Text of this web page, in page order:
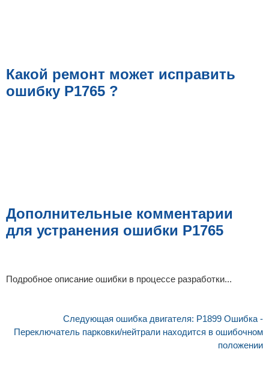
Какой ремонт может исправить
ошибку P1765 ?
Дополнительные комментарии
для устранения ошибки P1765
Подробное описание ошибки в процессе разработки...
Следующая ошибка двигателя: P1899 Ошибка -
Переключатель парковки/нейтрали находится в ошибочном
положении